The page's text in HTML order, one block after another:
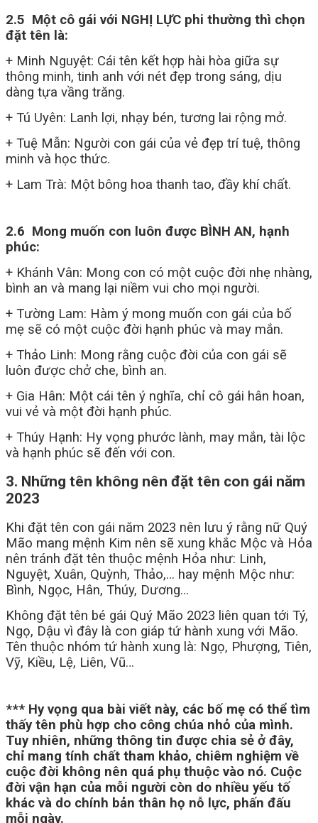
2.5 Một cô gái với NGHỊ LỰC phi thường thì chọn
đặt tên là:
+ Minh Nguyệt: Cái tên kết hợp hài hòa giữa sự
thông minh, tinh anh với nét đẹp trong sáng, dịu
dàng tựa vầng trăng.
+ Tú Uyên: Lanh lợi, nhạy bén, tương lai rộng mở.
+ Tuệ Mẫn: Người con gái của vẻ đẹp trí tuệ, thông
minh và học thức.
+ Lam Trà: Một bông hoa thanh tao, đầy khí chất.
2.6 Mong muốn con luôn được BÌNH AN, hạnh
phúc:
+ Khánh Vân: Mong con có một cuộc đời nhẹ nhàng,
bình an và mang lại niềm vui cho mọi người.
+ Tường Lam: Hàm ý mong muốn con gái của bố
mẹ sẽ có một cuộc đời hạnh phúc và may mắn.
+ Thảo Linh: Mong rằng cuộc đời của con gái sẽ
luôn được chở che, bình an.
+ Gia Hân: Một cái tên ý nghĩa, chỉ cô gái hân hoan,
vui vẻ và một đời hạnh phúc.
+ Thúy Hạnh: Hy vọng phước lành, may mắn, tài lộc
và hạnh phúc sẽ đến với con.
3. Những tên không nên đặt tên con gái năm
2023
Khi đặt tên con gái năm 2023 nên lưu ý rằng nữ Quý
Mão mang mệnh Kim nên sẽ xung khắc Mộc và Hỏa
nên tránh đặt tên thuộc mệnh Hỏa như: Linh,
Nguyệt, Xuân, Quỳnh, Thảo,… hay mệnh Mộc như:
Bình, Ngọc, Hân, Thúy, Dương…
Không đặt tên bé gái Quý Mão 2023 liên quan tới Tý,
Ngọ, Dậu vì đây là con giáp tứ hành xung với Mão.
Tên thuộc nhóm tứ hành xung là: Ngọ, Phượng, Tiên,
Vỹ, Kiều, Lệ, Liên, Vũ…
*** Hy vọng qua bài viết này, các bố mẹ có thể tìm
thấy tên phù hợp cho công chúa nhỏ của mình.
Tuy nhiên, những thông tin được chia sẻ ở đây,
chỉ mang tính chất tham khảo, chiêm nghiệm về
cuộc đời không nên quá phụ thuộc vào nó. Cuộc
đời vận hạn của mỗi người còn do nhiều yếu tố
khác và do chính bản thân họ nỗ lực, phấn đấu
mỗi ngày.